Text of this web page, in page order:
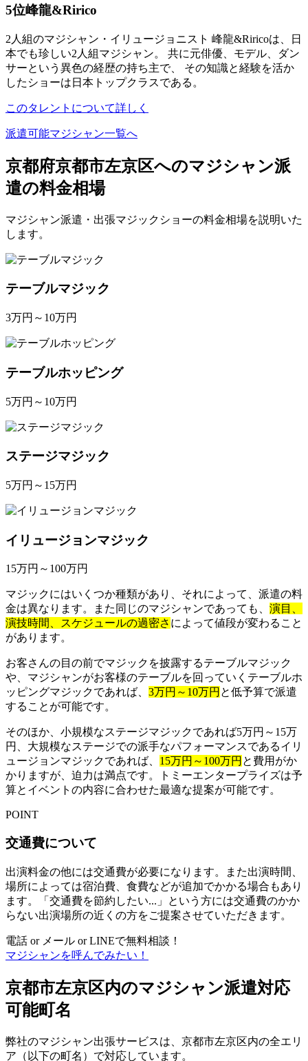
5位峰龍&Ririco
2人組のマジシャン・イリュージョニスト 峰龍&Riricoは、日
本でも珍しい2人組マジシャン。 共に元俳優、モデル、ダン
サーという異色の経歴の持ち主で、 その知識と経験を活か
したショーは日本トップクラスである。
このタレントについて詳しく
派遣可能マジシャン一覧へ
京都府京都市左京区へのマジシャン派
遣の料金相場
マジシャン派遣・出張マジックショーの料金相場を説明いた
します。
テーブルマジック
3万円～10万円
テーブルホッピング
5万円～10万円
ステージマジック
5万円～15万円
イリュージョンマジック
15万円～100万円
マジックにはいくつか種類があり、それによって、派遣の料
金は異なります。また同じのマジシャンであっても、 演目、
演技時間、スケジュールの過密さ によって値段が変わること
があります。
お客さんの目の前でマジックを披露するテーブルマジック
や、マジシャンがお客様のテーブルを回っていくテーブルホ
ッピングマジックであれば、 3万円～10万円 と低予算で派遣
することが可能です。
そのほか、小規模なステージマジックであれば5万円～15万
円、大規模なステージでの派手なパフォーマンスであるイリ
ュージョンマジックであれば、 15万円～100万円 と費用がか
かりますが、迫力は満点です。トミーエンタープライズは予
算とイベントの内容に合わせた最適な提案が可能です。
POINT
交通費について
出演料金の他には交通費が必要になります。また出演時間、
場所によっては宿泊費、食費などが追加でかかる場合もあり
ます。「交通費を節約したい...」という方には交通費のかか
らない出演場所の近くの方をご提案させていただきます。
電話 or メール or LINEで無料相談！
マジシャンを呼んでみたい！
京都市左京区内のマジシャン派遣対応
可能町名
弊社のマジシャン出張サービスは、京都市左京区内の全エリ
ア（以下の町名）で対応しています。